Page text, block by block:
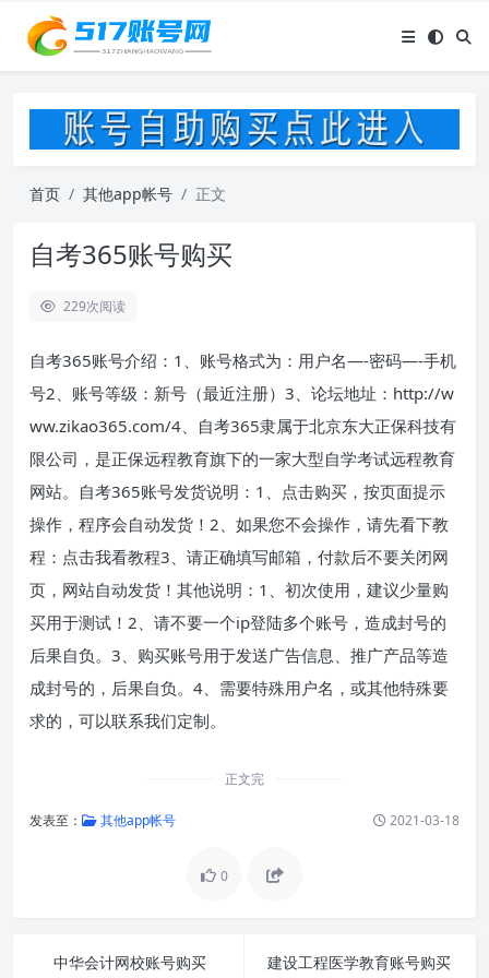
首页 其他app帐号 正文
自考365账号购买
229次阅读
自考365账号介绍：1、账号格式为：用户名—-密码—-手机
号2、账号等级：新号（最近注册）3、论坛地址：http://w
ww.zikao365.com/4、自考365隶属于北京东大正保科技有
限公司，是正保远程教育旗下的一家大型自学考试远程教育
网站。自考365账号发货说明：1、点击购买，按页面提示
操作，程序会自动发货！2、如果您不会操作，请先看下教
程：点击我看教程3、请正确填写邮箱，付款后不要关闭网
页，网站自动发货！其他说明：1、初次使用，建议少量购
买用于测试！2、请不要一个ip登陆多个账号，造成封号的
后果自负。3、购买账号用于发送广告信息、推广产品等造
成封号的，后果自负。4、需要特殊用户名，或其他特殊要
求的，可以联系我们定制。
正文完
发表至： 其他app帐号 2021-03-18
0
中华会计网校账号购买 建设工程医学教育账号购买